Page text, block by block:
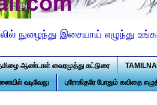
நுழைந்து இசையாய் எழுந்து
ஆண்டாள் வைரமுத்து கட்டுரை
வடிவேலு புரோகிதரே போதும் கவிதை